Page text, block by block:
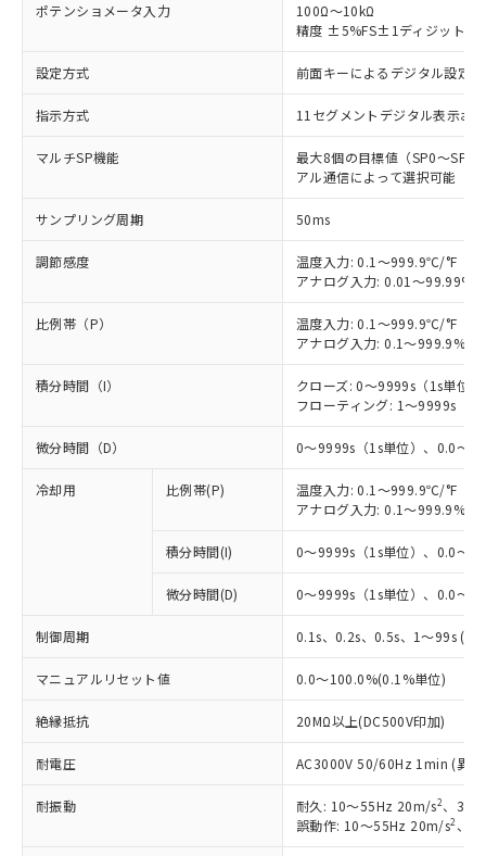
ポテンショメータ入力
100Ω～10kΩ
精度 ±5%FS±1ディジット以
設定方式 前面キーによるデジタル設定
指示方式 11セグメントデジタル表示お
マルチSP機能
最大8個の目標値（SP0～SP7
アル通信によって選択可能
サンプリング周期 50ms
調節感度
温度入力: 0.1～999.9℃/°F（
アナログ入力: 0.01～
比例帯（P）
温度入力: 0.1～999.9℃/°F（
アナログ入力: 0.1～999.9%FS
積分時間（I）
クローズ: 0～9999s（1s単位
フローティング: 1～9999s（
微分時間（D） 0～9999s（1s単位）、0.0～
冷却用 比例帯(P)
温度入力: 0.1～999.9℃/°F（
アナログ入力: 0.1～999.9%FS
積分時間(I) 0～9999s（1s単位）、0.0～
微分時間(D) 0～9999s（1s単位）、0.0～
制御周期 0.1s、0.2s、0.5s、1～99s (1s
マニュアルリセット値 0.0～100.0%(0.1%単位)
絶縁抵抗 20MΩ以上(DC500V印加)
耐電圧 AC3000V 50/60Hz 1min (異極
耐振動 耐久: 10～55Hz 20m/s2、3軸
誤動作: 10～55Hz 20m/s2 、3